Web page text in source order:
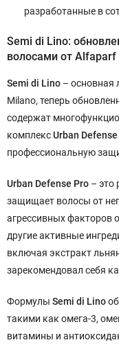
разработанные в
Semi di Lino:
волосами от Alfaparf
Semi di Lino – основная
Milano, теперь
содержат
комплексUrban
профессиональную
Urban Defense Pro – это
защищает волосы от
агрессивных факторов
другие активные
включая экстракт
зарекомендовал себя
Формулы Semi di Lino
такими как омега-3,
витамины и